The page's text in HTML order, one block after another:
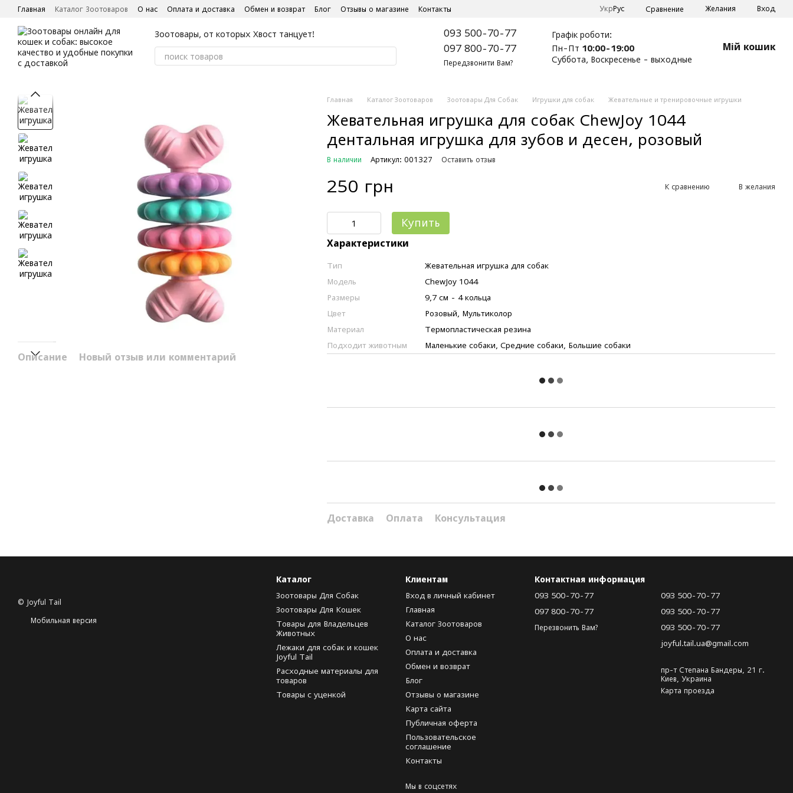
Перейти к основному контенту
Главная Каталог Зоотоваров О нас Оплата и доставка Обмен и возврат Блог Отзывы о магазине Контакты УкрРус Сравнение Желания Вход
Зоотовары, от которых Хвост танцует!
093 500-70-77
097 800-70-77
Передзвонити Вам?
Графік роботи:
Пн-Пт 10:00-19:00
Суббота, Воскресенье - выходные
Мій кошик
Описание Новый отзыв или комментарий
Главная Каталог Зоотоваров Зоотовары Для Собак Игрушки для собак Жевательные и тренировочные игрушки
Жевательная игрушка для собак ChewJoy 1044
дентальная игрушка для зубов и десен, розовый
В наличии Артикул: 001327 Оставить отзыв
250 грн К сравнению В желания
Купить
Характеристики
Тип
Жевательная игрушка для собак
Модель
ChewJoy 1044
Размеры
9,7 см - 4 кольца
Цвет
Розовый, Мультиколор
Материал
Термопластическая резина
Подходит животным
Маленькие собаки, Средние собаки, Большие собаки
Доставка Оплата Консультация
© Joyful Tail
Мобильная версия
Каталог
Зоотовары Для Собак
Зоотовары Для Кошек
Товары для Владельцев
Животных
Лежаки для собак и кошек
Joyful Tail
Расходные материалы для
товаров
Товары с уценкой
Клиентам
Вход в личный кабинет
Главная
Каталог Зоотоваров
О нас
Оплата и доставка
Обмен и возврат
Блог
Отзывы о магазине
Карта сайта
Публичная оферта
Пользовательское
соглашение
Контакты
Мы в соцсетях
Контактная информация
093 500-70-77
097 800-70-77
Перезвонить Вам?
093 500-70-77
093 500-70-77
093 500-70-77
joyful.tail.ua@gmail.com
пр-т Степана Бандеры, 21 г.
Киев, Украина
Карта проезда